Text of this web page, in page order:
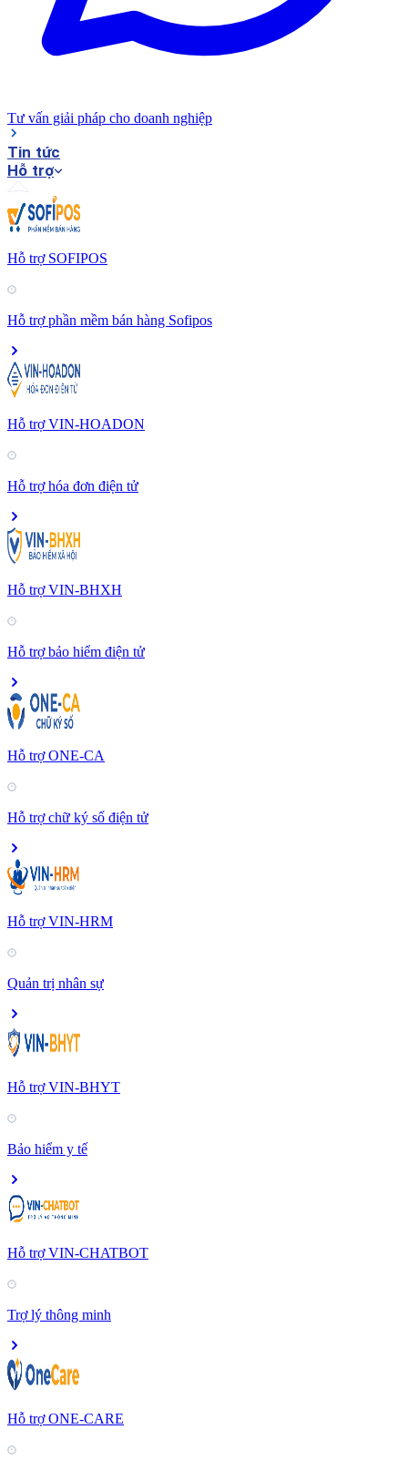
Tư vấn giải pháp cho doanh nghiệp
Tin tức
Hỗ trợ
Hỗ trợ SOFIPOS
Hỗ trợ phần mềm bán hàng Sofipos
Hỗ trợ VIN-HOADON
Hỗ trợ hóa đơn điện tử
Hỗ trợ VIN-BHXH
Hỗ trợ bảo hiểm điện tử
Hỗ trợ ONE-CA
Hỗ trợ chữ ký số điện tử
Hỗ trợ VIN-HRM
Quản trị nhân sự
Hỗ trợ VIN-BHYT
Bảo hiểm y tế
Hỗ trợ VIN-CHATBOT
Trợ lý thông minh
Hỗ trợ ONE-CARE